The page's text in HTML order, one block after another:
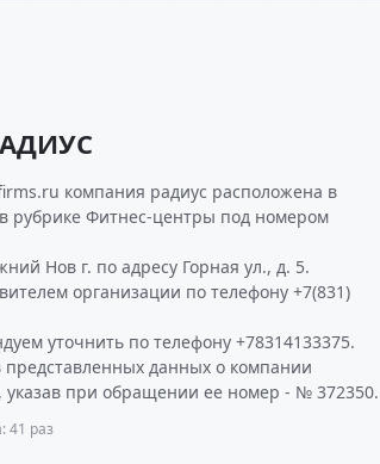
компания радиус расположена в
рубрике Фитнес-центры под номером
Нов г. по адресу Горная ул., д. 5.
организации по телефону +7(831)
уточнить по телефону +78314133375.
представленных данных о компании
при обращении ее номер - № 372350.
41 раз